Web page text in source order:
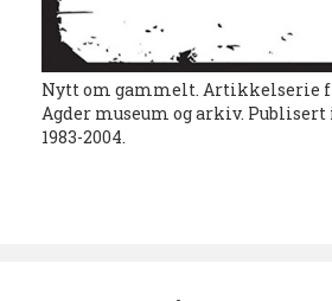
Nytt om gammelt. Artikkelserie
Agder museum og arkiv. Publisert
1983-2004.